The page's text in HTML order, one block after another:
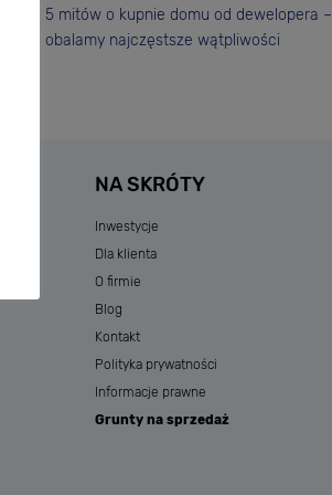
5 mitów o kupnie domu od dewelopera –
obalamy najczęstsze wątpliwości
NA SKRÓTY
Inwestycje
Dla klienta
O firmie
Blog
Kontakt
Polityka prywatności
Informacje prawne
Grunty na sprzedaż